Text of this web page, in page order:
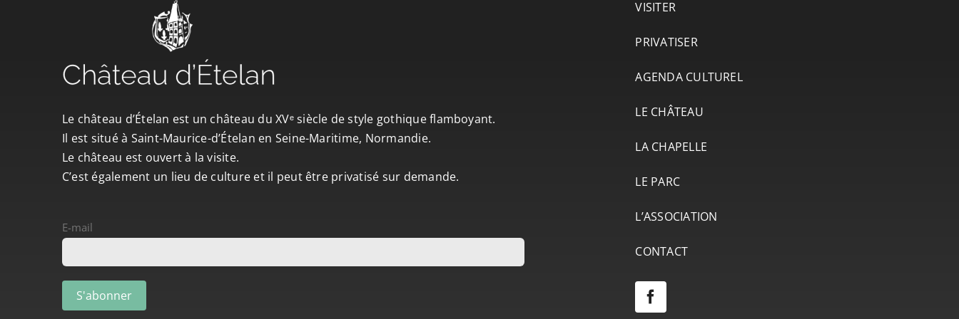
Le château d’Ételan est un château du XVᵉ siècle de style gothique flamboyant.
Il est situé à Saint-Maurice-d’Ételan en Seine-Maritime, Normandie.
Le château est ouvert à la visite.
C’est également un lieu de culture et il peut être privatisé sur demande.
E-mail
VISITER
PRIVATISER
AGENDA CULTUREL
LE CHÂTEAU
LA CHAPELLE
LE PARC
L’ASSOCIATION
CONTACT